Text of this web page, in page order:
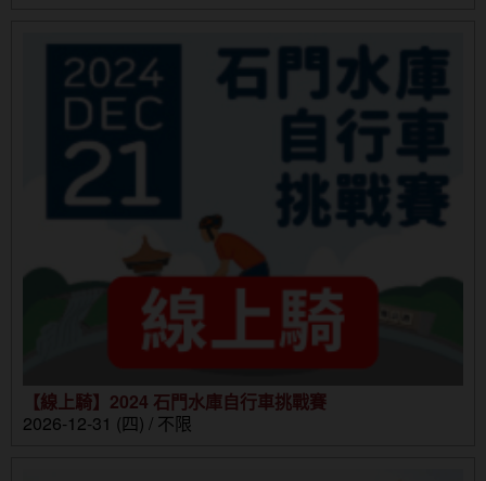
【線上騎】2024 石門水庫自行車挑戰賽
2026-12-31 (四) / 不限